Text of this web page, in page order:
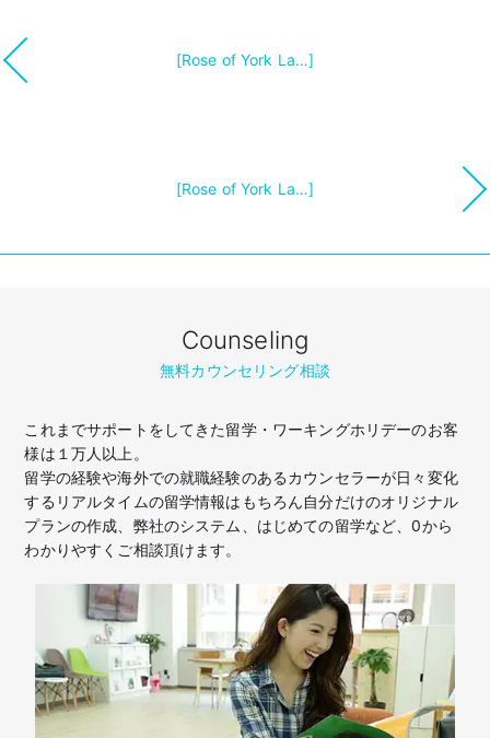
[Rose of York La…]
[Rose of York La…]
Counseling
無料カウンセリング相談
これまでサポートをしてきた留学・ワーキングホリデーのお客
様は１万人以上。
留学の経験や海外での就職経験のあるカウンセラーが日々変化
するリアルタイムの留学情報はもちろん自分だけのオリジナル
プランの作成、弊社のシステム、はじめての留学など、0から
わかりやすくご相談頂けます。